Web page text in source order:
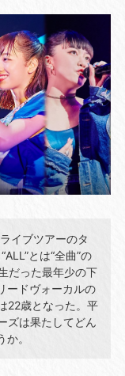
イブツアーのタ
とは“全曲”の
だった最年少の下
ードヴォーカルの
22歳となった。平
ズは果たしてどん
。